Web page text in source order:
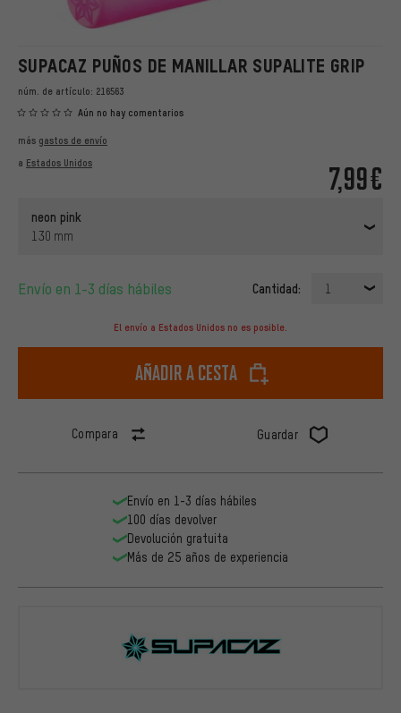
SUPACAZ PUÑOS DE MANILLAR SUPALITE GRIP
núm. de artículo: 216563
Aún no hay comentarios
7,99€
más gastos de envío
a Estados Unidos
neon pink
130 mm
Envío en 1-3 días hábiles Cantidad: 1
El envío a Estados Unidos no es posible.
Añadir a cesta
Compara Guardar
Envío en 1-3 días hábiles
100 días devolver
Devolución gratuita
Más de 25 años de experiencia